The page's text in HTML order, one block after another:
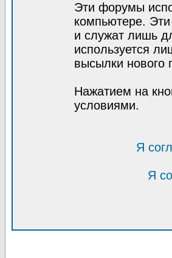
Эти форумы
компьютере.
и служат лишь
используется
высылки нового
Нажатием на
условиями.
Я
Я